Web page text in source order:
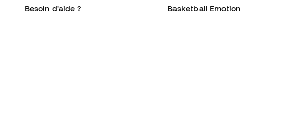
Besoin d'aide ? Basketball Emotion